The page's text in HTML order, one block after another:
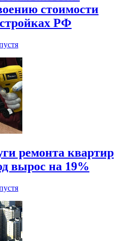
стоимости
РФ
ремонта квартир
вырос на 19%